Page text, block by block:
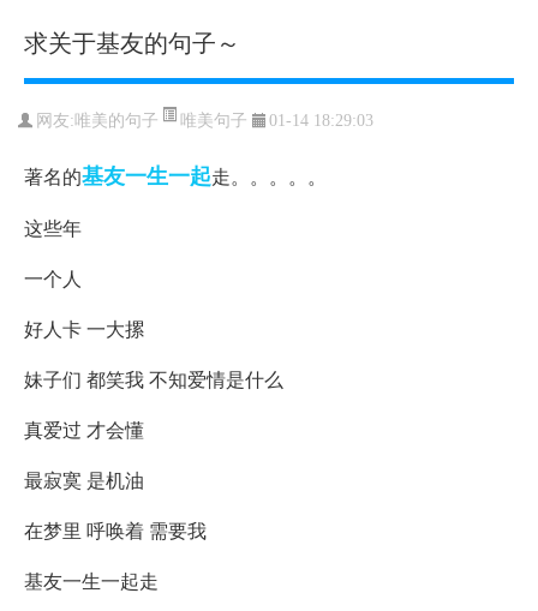
求关于基友的句子～
网友: 唯美的句子 唯美句子 01-14 18:29:03
著名的基友一生一起走。。。。。
这些年
一个人
好人卡 一大摞
妹子们 都笑我 不知爱情是什么
真爱过 才会懂
最寂寞 是机油
在梦里 呼唤着 需要我
基友一生一起走